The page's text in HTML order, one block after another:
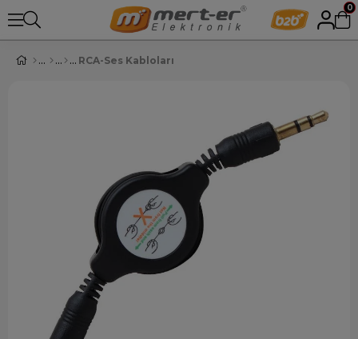
0
RCA-Ses Kabloları